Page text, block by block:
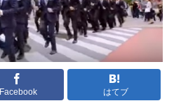
Facebook はてブ